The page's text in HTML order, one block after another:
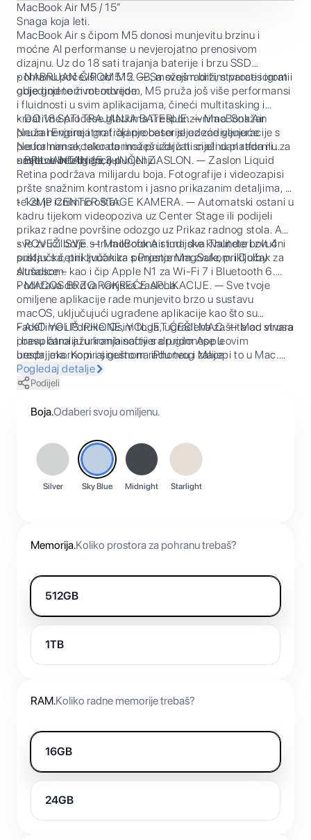
MacBook Air M5 / 15”
Snaga koja leti.
MacBook Air s čipom M5 donosi munjevitu brzinu i
moćne AI performanse u nevjerojatno prenosivom
dizajnu. Uz do 18 sati trajanja baterije i brzu SSD
pohranu počevši od 512 GB, možeš raditi, stvarati i igrati
gdje god te život odvede.
• NABRIJAN ČIPOM M5. — Sa svojim bržim procesorom i
objedinjenom memorijom, M5 pruža još više performansi
i fluidnosti u svim aplikacijama, čineći multitasking i
kreativne procese glatkima i responzivnima. Snažan
Neural Engine i grafički procesor sljedeće generacije s
Neuralnim akceleratorima pružaju ti snažnu platformu za
umjetnu inteligenciju.
• DO 18 SATI TRAJANJA BATERIJE. — MacBook Air
pruža nevjerojatno trajanje baterije uz zadivljujuće
performanse, tako da možeš izdržati cijeli dan rada ili
nastave bez brige o punjenju.
• BRILJANTAN 15,3-INČNI ZASLON. — Zaslon Liquid
Retina podržava milijardu boja. Fotografije i videozapisi
pršte snažnim kontrastom i jasno prikazanim detaljima, a
tekst je iznimno oštar.
• 12MP CENTER STAGE KAMERA. — Automatski ostani u
kadru tijekom videopoziva uz Center Stage ili podijeli
prikaz radne površine odozgo uz Prikaz radnog stola. A
sve zvuči bolje s tri mikrofona studijske kvalitete i zvučni
sustav s četiri zvučnika s Prostornim zvukom i Dolby
Atmosom.
• POVEŽI SVE. — MacBook Air ima dva Thunderbolt 4
priključka, priključak za punjenje MagSafe, priključak za
slušalice – kao i čip Apple N1 za Wi-Fi 7 i Bluetooth 6.
Podržava do dva vanjska zaslona.
• MACOS BRZO POKREĆE APLIKACIJE. — Sve tvoje
omiljene aplikacije rade munjevito brzo u sustavu
macOS, uključujući ugrađene aplikacije kao što su
FaceTime i Poruke. Osim toga, ugrađena zaštita od virusa
i besplatna ažuriranja softvera pridonose u
besprijekornom i sigurnom radu tvog Maca.
• AKO VOLIŠ IPHONE, VOLJET ĆEŠ I MAC. — Mac stvara
pravu čaroliju u kombinaciji s drugim Appleovim
uređajima. Kopiraj nešto na iPhoneu i zalijepi to u Mac.
Šalji tekstualne poruke aplikacijom Poruke ili koristi Mac
za upućivanje i odgovaranje na FaceTime pozive.
Pogledaj detalje
Podijeli
Boja.Odaberi svoju omiljenu.
Silver Sky Blue Midnight Starlight
Memorija.Koliko prostora za pohranu trebaš?
512GB
1TB
RAM.Koliko radne memorije trebaš?
16GB
24GB